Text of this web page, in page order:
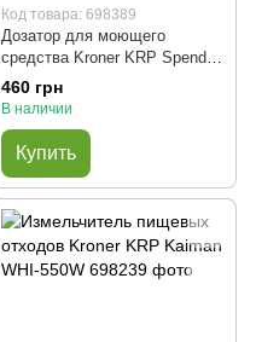
Код товара: 698389
Дозатор для моющего
средства Kroner KRP Spender
- SCH049 (графит)
460 грн
В наличии
Купить